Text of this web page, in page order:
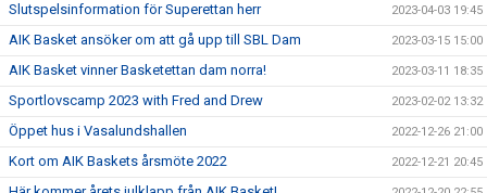
Slutspelsinformation för Superettan herr 2023-04-03 19:45
AIK Basket ansöker om att gå upp till SBL Dam 2023-03-15 15:00
AIK Basket vinner Basketettan dam norra! 2023-03-11 18:35
Sportlovscamp 2023 with Fred and Drew 2023-02-02 13:32
Öppet hus i Vasalundshallen 2022-12-26 21:00
Kort om AIK Baskets årsmöte 2022 2022-12-21 20:45